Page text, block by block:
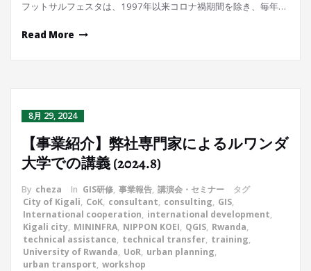
フットサルフェスタは、1997年以来コロナ禍期間を除き、毎年…
Read More
8月 29, 2024
【事業紹介】弊社専門家によるルワンダ
大学での講義 (2024.8)
By cheza In GIS研修, 事業報告, 講演会・セミナー
タグ
City of Kigali, CoK, consultant, consulting, GIS,
International cooperation, international development,
Kigali city, MININFRA, NIPPON KOEI, QGIS, Rwanda,
technical assistance, technical transfer, training,
University of Rwanda, UoR, urban planning,
urban transport, workshop